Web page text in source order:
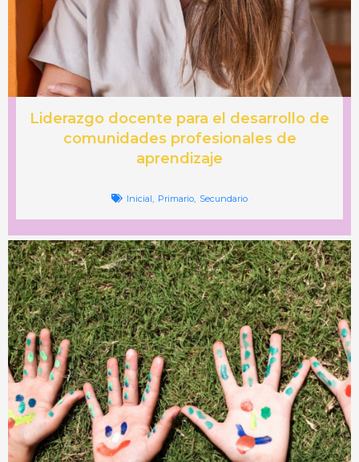
Liderazgo docente para el desarrollo de
comunidades profesionales de
aprendizaje
Inicial Primario, Secundario